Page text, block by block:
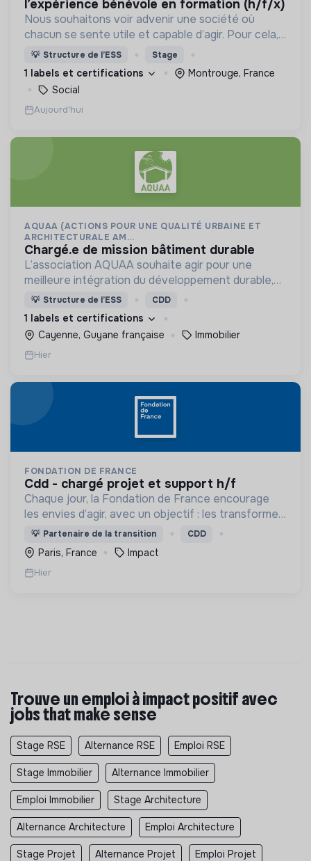
l’expérience bénévole en formation (h/f/x)
Nous souhaitons voir advenir une société où
chacun se sente utile et capable d’agir. Pour cela,
nous proposons des moyens et des lieux
d’engagement innovants et adaptés à tous.
💡 Structure de l’ESS Stage
1 labels et certifications
Montrouge, France
Social
Aujourd'hui
AQUAA (ACTIONS POUR UNE QUALITÉ URBAINE ET
ARCHITECTURALE AM...
chargé.e de mission bâtiment durable
L’association AQUAA souhaite agir pour une
meilleure intégration du développement durable,
et d’une réduction des impacts environnementaux,
dans l’acte de construire et d’aménager en
Guyane.
💡 Structure de l’ESS CDD
1 labels et certifications
Cayenne, Guyane française
Immobilier
Hier
FONDATION DE FRANCE
cdd - chargé projet et support h/f
Chaque jour, la Fondation de France encourage
les envies d’agir, avec un objectif : les transformer
en actions utiles et efficaces pour construire une
société plus digne et plus juste.
💡 Partenaire de la transition CDD
Paris, France Impact
Hier
Trouve un emploi à impact positif avec
jobs that make sense
Stage RSE Alternance RSE Emploi RSE
Stage Immobilier Alternance Immobilier
Emploi Immobilier Stage Architecture
Alternance Architecture Emploi Architecture
Stage Projet Alternance Projet Emploi Projet